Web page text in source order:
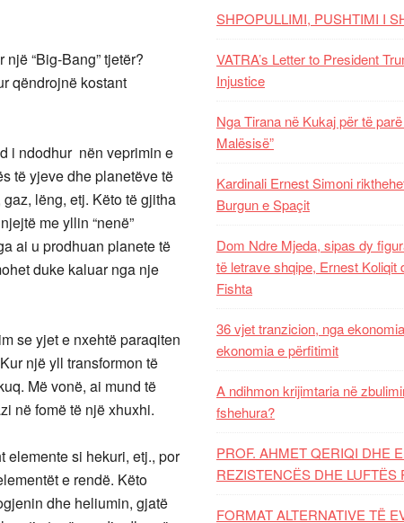
“Big-Bang” tjetër?
qëndrojnë kostant
i ndodhur nën veprimin e
të yjeve dhe planetëve të
lëng, etj. Këto të gjitha
me yllin “nenë”
ai u prodhuan planete të
duke kaluar nga nje
se yjet e nxehtë paraqiten
një yll transformon të
Më vonë, ai mund të
në fomë të një xhuxhi.
elemente si hekuri, etj., por
e rendë. Këto
dhe heliumin, gjatë
SHPOPULLIMI, PUSHTIMI I
VATRA’s Letter to President
Injustice
Nga Tirana në Kukaj për të
Malësisë”
Kardinali Ernest Simoni
Burgun e Spaçit
Dom Ndre Mjeda, sipas dy
të letrave shqipe, Ernest Koliqit
Fishta
36 vjet tranzicion, nga
ekonomia e përfitimit
A ndihmon krijimtaria në
fshehura?
PROF. AHMET QERIQI DHE
REZISTENCЁS DHE LUFTЁS
FORMAT ALTERNATIVE TË